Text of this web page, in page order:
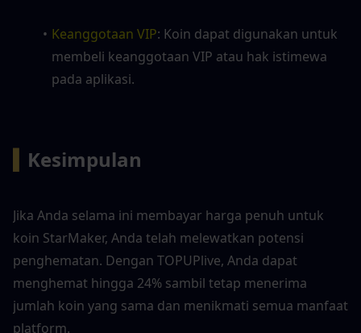
Keanggotaan VIP: Koin dapat digunakan untuk
membeli keanggotaan VIP atau hak istimewa
pada aplikasi.
Kesimpulan
Jika Anda selama ini membayar harga penuh untuk
koin StarMaker, Anda telah melewatkan potensi
penghematan. Dengan TOPUPlive, Anda dapat
menghemat hingga 24% sambil tetap menerima
jumlah koin yang sama dan menikmati semua manfaat
platform.